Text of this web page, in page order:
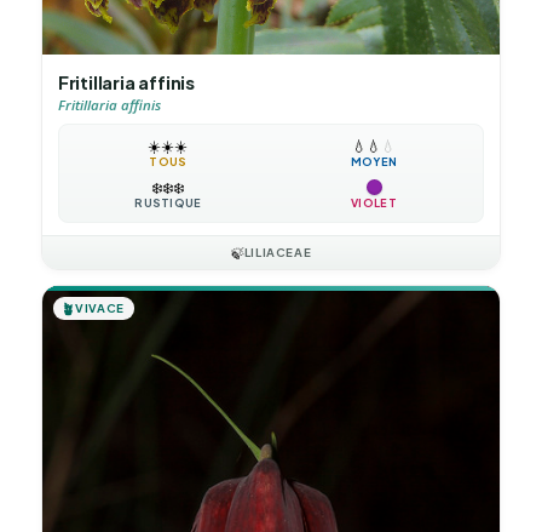
Fritillaria affinis
Fritillaria affinis
☀️☀️☀️
TOUS
💧 💧 💧
MOYEN
❄️❄️❄️
RUSTIQUE VIOLET
🍃LILIACEAE
🪴VIVACE